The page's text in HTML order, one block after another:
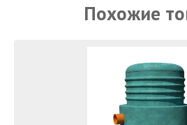
Похожие